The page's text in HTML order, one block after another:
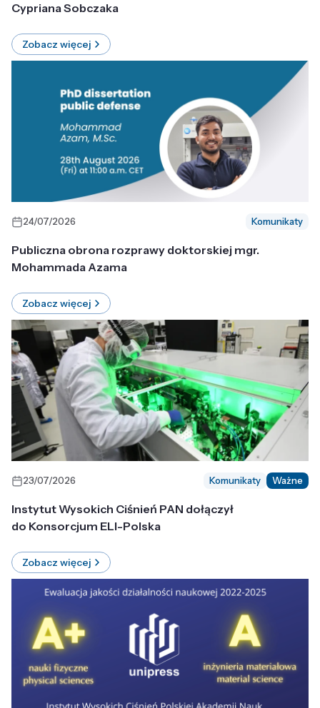
Cypriana Sobczaka
Zobacz więcej
24/07/2026 Komunikaty
Publiczna obrona rozprawy doktorskiej mgr.
Mohammada Azama
Zobacz więcej
23/07/2026 Komunikaty Ważne
Instytut Wysokich Ciśnień PAN dołączył
do Konsorcjum ELI-Polska
Zobacz więcej